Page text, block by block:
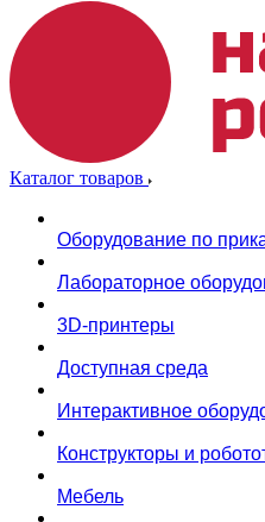
Каталог товаров
Оборудование по
Лабораторное
3D-принтеры
Доступная среда
Интерактивное
Конструкторы и
Мебель